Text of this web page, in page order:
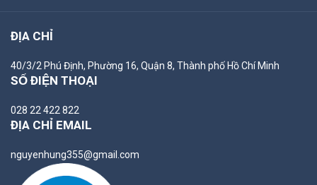
ĐỊA CHỈ
40/3/2 Phú Định, Phường 16, Quận 8, Thành phố Hồ Chí Minh
SỐ ĐIỆN THOẠI
028 22 422 822
ĐỊA CHỈ EMAIL
nguyenhung355@gmail.com